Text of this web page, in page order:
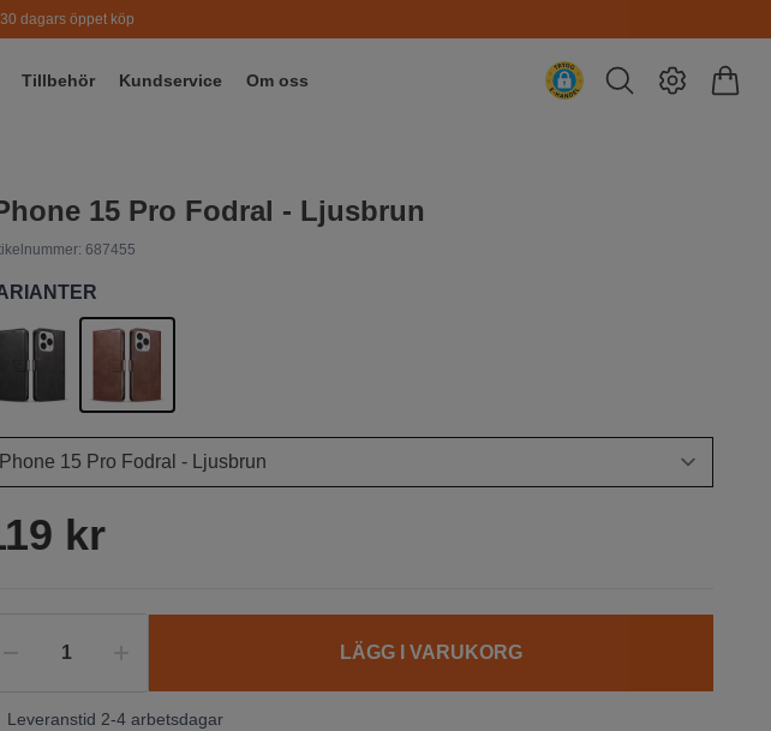
30 dagars öppet köp
Tillbehör Kundservice Om oss
15 Pro Fodral - Ljusbrun
687455
kr
LÄGG I VARUKORG
Leveranstid 2-4 arbetsdagar